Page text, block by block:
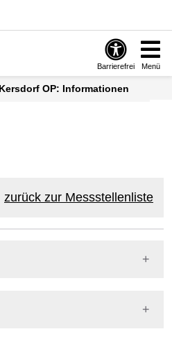
Barrierefrei Menü
Kersdorf OP: Informationen
zurück zur Messstellenliste